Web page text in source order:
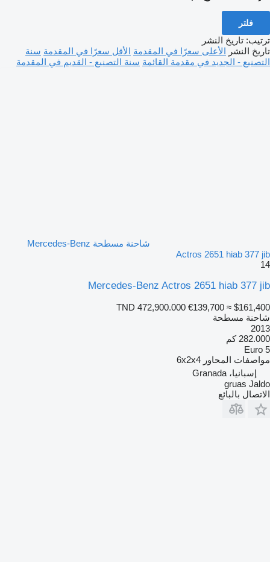
فلتر
ترتيب: تاريخ النشر
تاريخ النشر الأعلى سعرًا في المقدمة الأقل سعرًا في المقدمة سنة
التصنيع - الجديد في مقدمة القائمة سنة التصنيع - القديم في المقدمة
شاحنة مسطحة Mercedes-Benz
Actros 2651 hiab 377 jib
14
Mercedes-Benz Actros 2651 hiab 377 jib
TND 472,900.000 €139,700 ≈ $161,400
شاحنة مسطحة
2013
282.000 كم
Euro 5
مواصفات المحاور 6x2x4
إسبانيا، Granada
gruas Jaldo
الاتصال بالبائع